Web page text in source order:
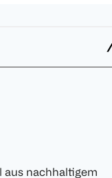
aus nachhaltigem